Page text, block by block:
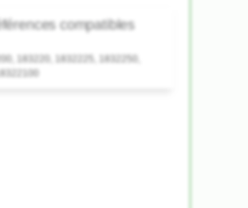
compatibles
183220, 1832225, 1832250,